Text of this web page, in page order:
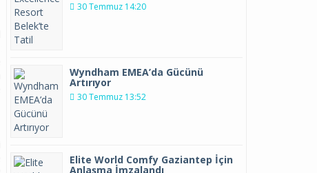
30 Temmuz 14:20
Wyndham EMEA’da Gücünü
Artırıyor
30 Temmuz 13:52
Elite World Comfy Gaziantep İçin
Anlaşma İmzalandı